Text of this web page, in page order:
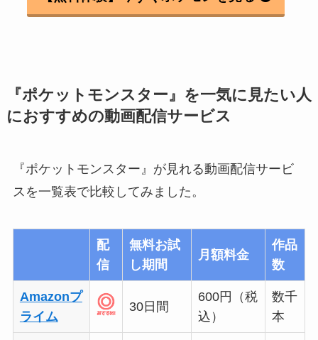
『ポケットモンスター』を一気に見たい人
におすすめの動画配信サービス
『ポケットモンスター』が見れる動画配信サービ
スを一覧表で比較してみました。
配
信
無料お試
し期間
月額料金
作品
数
Amazonプ
ライム
30日間
600円（税
込）
数千
本